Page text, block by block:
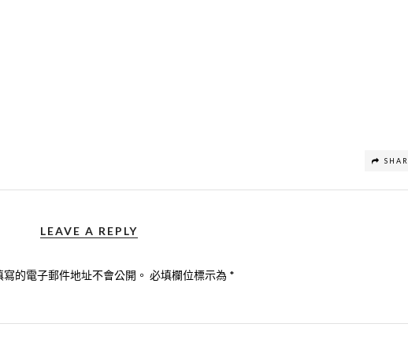
LEAVE A REPLY
的電子郵件地址不會公開。 必填欄位標示為 *